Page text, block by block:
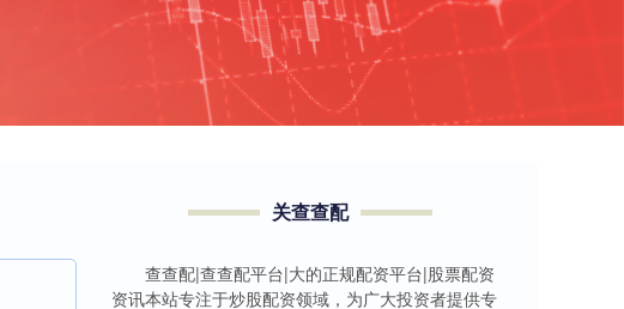
关查查配
查查配|查查配平台|大的正规配资平台|股票配资
资讯本站专注于炒股配资领域，为广大投资者提供专